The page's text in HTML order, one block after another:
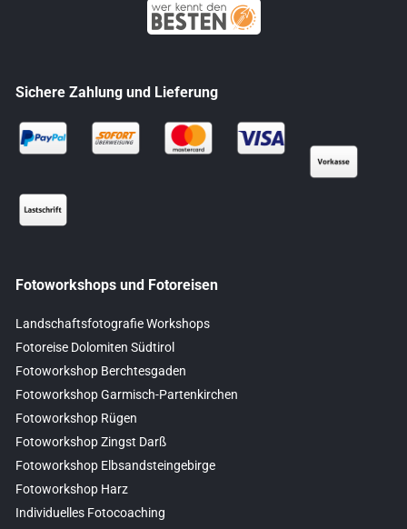
Sichere Zahlung und Lieferung
Fotoworkshops und Fotoreisen
Landschaftsfotografie Workshops
Fotoreise Dolomiten Südtirol
Fotoworkshop Berchtesgaden
Fotoworkshop Garmisch-Partenkirchen
Fotoworkshop Rügen
Fotoworkshop Zingst Darß
Fotoworkshop Elbsandsteingebirge
Fotoworkshop Harz
Individuelles Fotocoaching